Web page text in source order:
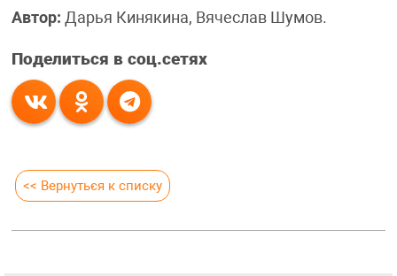
Автор: Дарья Кинякина, Вячеслав Шумов.
Поделиться в соц.сетях
<< Вернуться к списку